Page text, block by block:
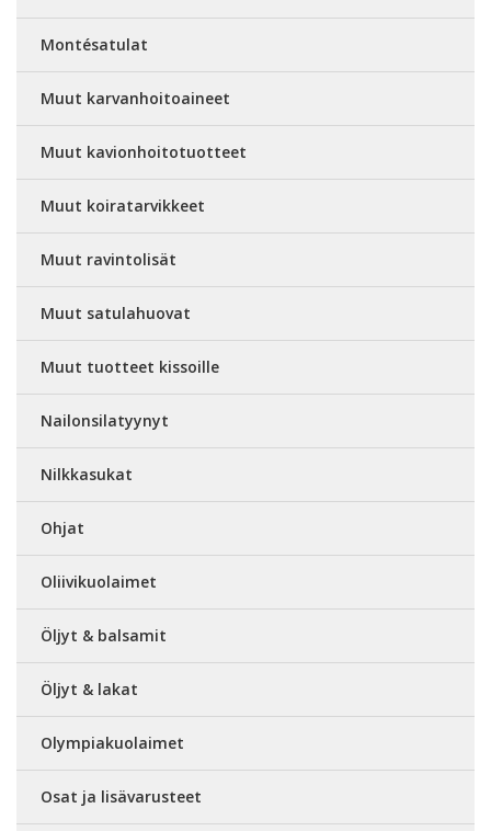
Montésatulat
Muut karvanhoitoaineet
Muut kavionhoitotuotteet
Muut koiratarvikkeet
Muut ravintolisät
Muut satulahuovat
Muut tuotteet kissoille
Nailonsilatyynyt
Nilkkasukat
Ohjat
Oliivikuolaimet
Öljyt & balsamit
Öljyt & lakat
Olympiakuolaimet
Osat ja lisävarusteet